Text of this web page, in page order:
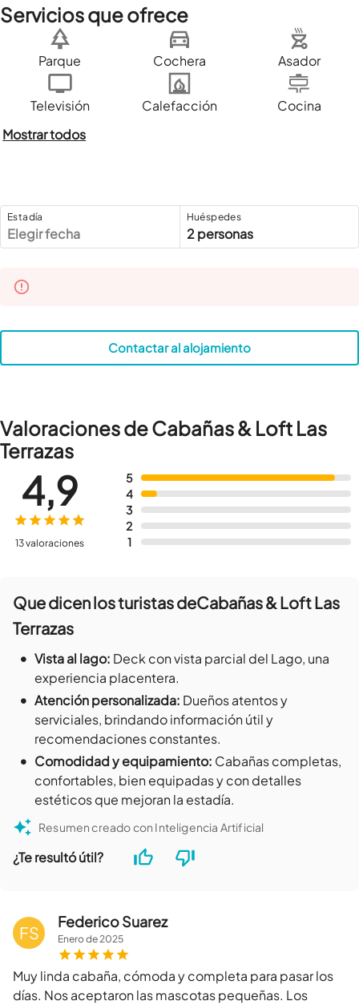
Servicios que ofrece
Parque Cochera Asador
Televisión Calefacción
Cocina
Mostrar todos
Estadía
Elegir fecha
Huéspedes
2 personas
Contactar al alojamiento
Valoraciones de Cabañas & Loft Las
Terrazas
5
4
3
2
1
4,9
13 valoraciones
Que dicen los turistas deCabañas & Loft Las
Terrazas
• Vista al lago: Deck con vista parcial del Lago, una
experiencia placentera.
• Atención personalizada: Dueños atentos y
serviciales, brindando información útil y
recomendaciones constantes.
• Comodidad y equipamiento: Cabañas completas,
confortables, bien equipadas y con detalles
estéticos que mejoran la estadía.
Resumen creado con Inteligencia Artificial
¿Te resultó útil?
FS
Federico Suarez
Enerode2025
Muy linda cabaña, cómoda y completa para pasar los
días. Nos aceptaron las mascotas pequeñas. Los